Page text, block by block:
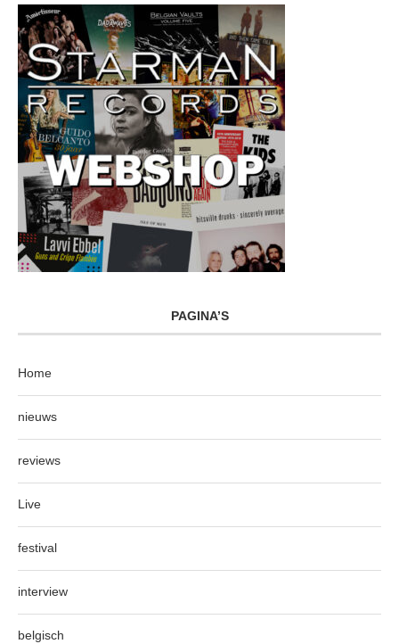
PAGINA’S
Home
nieuws
reviews
Live
festival
interview
belgisch